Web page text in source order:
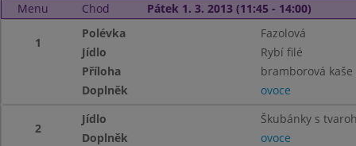
Menu Chod Pátek 1. 3. 2013 (11:45 - 14:00)
1
Polévka
Fazolová
Jídlo
Rybí filé
Příloha
bramborová kaše
Doplněk
ovoce
2
Jídlo
Škubánky s
Doplněk
ovoce